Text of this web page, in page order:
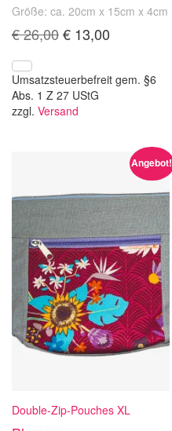
Größe: ca. 20cm x 15cm x 4cm
€26,00Ursprünglicher
Preis
€ 26,00
€ 13,00
€ 13,00.
Umsatzsteuerbefreit gem. §6
Abs. 1 Z 27 UStG
zzgl. Versand
Angebot!
Double-Zip-Pouches XL